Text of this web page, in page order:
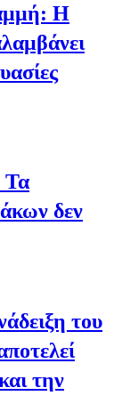
Η
Τα
δεν
του
την